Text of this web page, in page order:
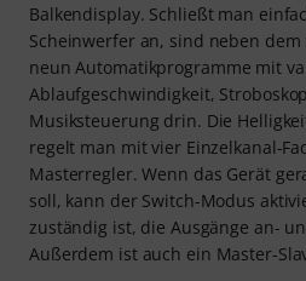
Balkendisplay. Schließt man
Scheinwerfer an, sind neben
neun Automatikprogramme mit
Ablaufgeschwindigkeit,
Musiksteuerung drin. Die
regelt man mit vier Einzelkanal-
Masterregler. Wenn das Gerät
soll, kann der Switch-Modus
zuständig ist, die Ausgänge an-
Außerdem ist auch ein Master-